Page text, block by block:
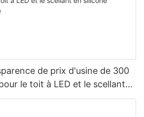
de prix d'usine de 300
le toit à LED et le scellant
de gouttière